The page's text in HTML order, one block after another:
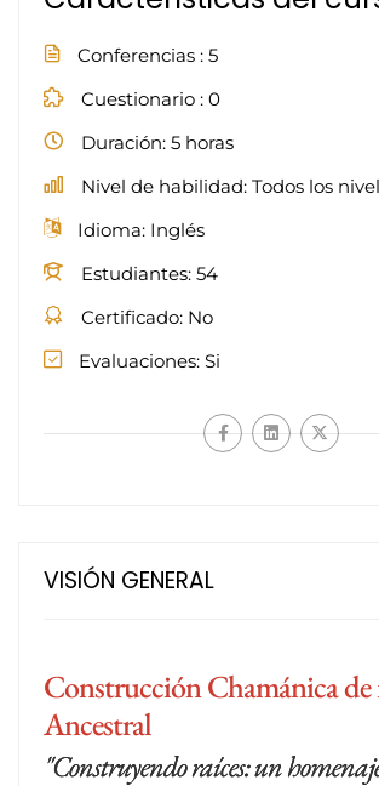
VISIÓN GENERAL
Construcción Chamánica
Ancestral
"Construyendo raíces: un
Conferencias 5
Cuestionario 0
Duración 5 horas
Nivel de habilidad Todos los
Idioma Inglés
Estudiantes 54
Certificado No
Evaluaciones Si